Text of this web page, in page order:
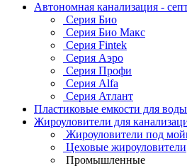
Автономная канализация -
Серия Био
Серия Био Макс
Серия Fintek
Серия Аэро
Серия Профи
Серия Alfa
Серия Атлант
Пластиковые емкости для воды
Жироуловители для
Жироуловители под
Цеховые жироуловители
Промышленные